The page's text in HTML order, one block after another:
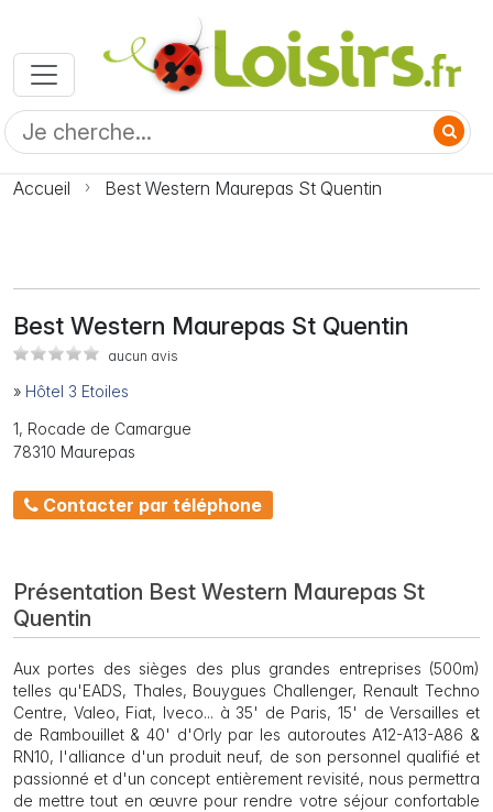
Accueil Best Western Maurepas St Quentin
Best Western Maurepas St Quentin
aucun avis
» Hôtel 3 Etoiles
1, Rocade de Camargue
78310 Maurepas
Contacter par téléphone
Présentation Best Western Maurepas St
Quentin
Aux portes des sièges des plus grandes entreprises (500m)
telles qu'EADS, Thales, Bouygues Challenger, Renault Techno
Centre, Valeo, Fiat, Iveco... à 35' de Paris, 15' de Versailles et
de Rambouillet & 40' d'Orly par les autoroutes A12-A13-A86 &
RN10, l'alliance d'un produit neuf, de son personnel qualifié et
passionné et d'un concept entièrement revisité, nous permettra
de mettre tout en œuvre pour rendre votre séjour confortable